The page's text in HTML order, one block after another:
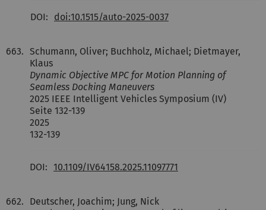
DOI: doi:10.1515/auto-2025-0037
663. Schumann, Oliver; Buchholz, Michael; Dietmayer,
Klaus
Dynamic Objective MPC for Motion Planning of
Seamless Docking Maneuvers
2025 IEEE Intelligent Vehicles Symposium (IV)
Seite 132-139
2025
132-139
DOI: 10.1109/IV64158.2025.11097771
662.
Deutscher, Joachim; Jung, Nick